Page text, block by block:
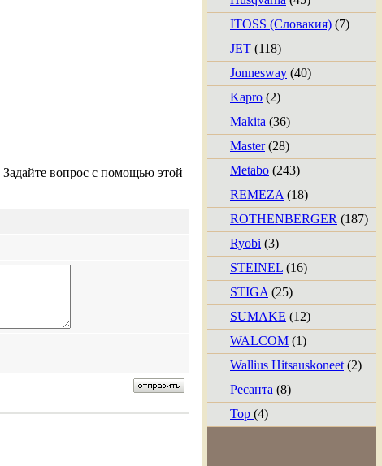
вопрос с помощью этой
ITOSS (Словакия) (7)
JET (118)
Jonnesway (40)
Kapro (2)
Makita (36)
Master(28)
Metabo (243)
REMEZA (18)
ROTHENBERGER (187)
Ryobi (3)
STEINEL (16)
STIGA (25)
SUMAKE (12)
WALCOM (1)
Wallius Hitsauskoneet (2)
Ресанта (8)
Тор (4)